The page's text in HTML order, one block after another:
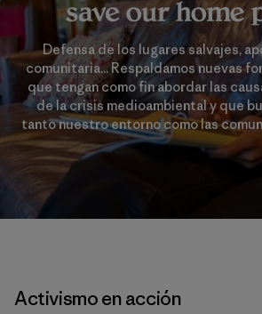
Defensa de los lugares salvajes,
comunitaria... Respaldamos nuevas
que tengan como fin abordar las
de la crisis medioambiental y que
tanto nuestro entorno como las
Activismo en acción